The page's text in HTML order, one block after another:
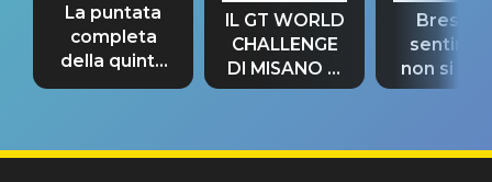
La puntata
completa
della quinta
tappa
IL GT WORLD
CHALLENGE
DI MISANO si
riconferma
Bresh:
non si
fino alla